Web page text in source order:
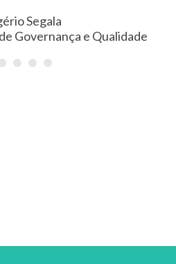
Segala
Governança e Qualidade